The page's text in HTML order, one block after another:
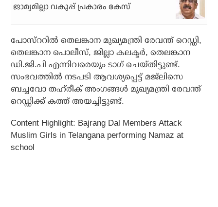
ജാമ്യമില്ലാ വകുപ്പ് പ്രകാരം കേസ്
പോസ്‌ററില്‍ തെലങ്കാന മുഖ്യമന്ത്രി രേവന്ത് റെഡ്ഡി,
തെലങ്കാന പൊലീസ്, ജില്ലാ കലക്ടര്‍, തെലങ്കാന
ഡി.ജി.പി എന്നിവരെയും ടാഗ് ചെയ്തിട്ടുണ്ട്.
സംഭവത്തില്‍ നടപടി ആവശ്യപ്പെട്ട് മജ്‌ലിസെ
ബച്ചവോ തഹ്‌രീക് അംഗങ്ങള്‍ മുഖ്യമന്ത്രി രേവന്ത്
റെഡ്ഡിക്ക് കത്ത് അയച്ചിട്ടുണ്ട്.
Content Highlight: Bajrang Dal Members Attack
Muslim Girls in Telangana performing Namaz at
school